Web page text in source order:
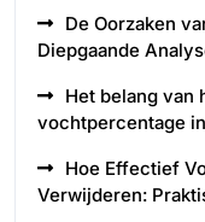
De Oorzaken
Diepgaande
Het belang van
vochtpercentage
Hoe Effectief
Verwijderen: